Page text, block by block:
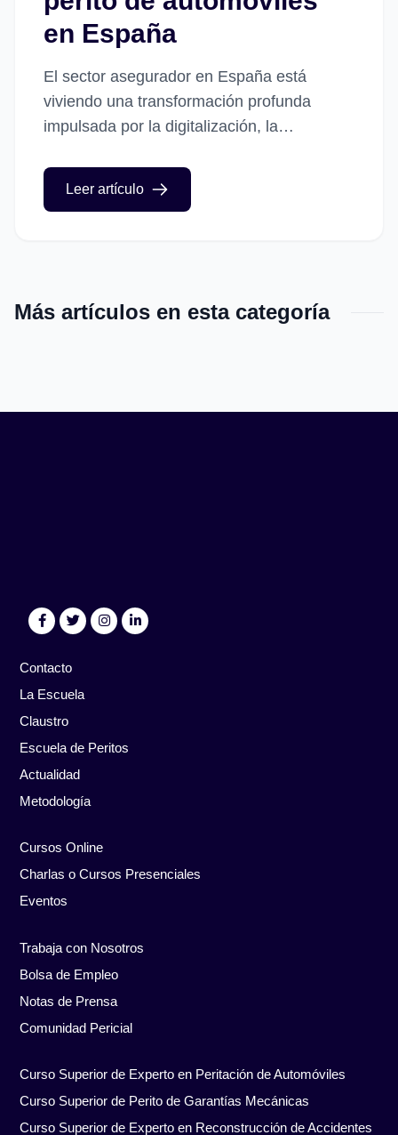
en España
El sector asegurador en España está
viviendo una transformación profunda
impulsada por la digitalización, la
reorganización de las grandes
aseguradoras en centros operativos más
Leer artículo
Más artículos en esta categoría
Contacto
La Escuela
Claustro
Escuela de Peritos
Actualidad
Metodología
Cursos Online
Charlas o Cursos Presenciales
Eventos
Trabaja con Nosotros
Bolsa de Empleo
Notas de Prensa
Comunidad Pericial
Curso Superior de Experto en Peritación de Automóviles
Curso Superior de Perito de Garantías Mecánicas
Curso Superior de Experto en Reconstrucción de Accidentes